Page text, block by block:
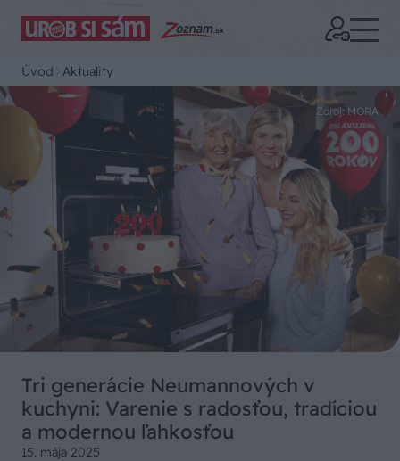
Úvod Aktuality
Zdroj: MORA
Tri generácie Neumannových v
kuchyni: Varenie s radosťou, tradíciou
a modernou ľahkosťou
15. mája 2025